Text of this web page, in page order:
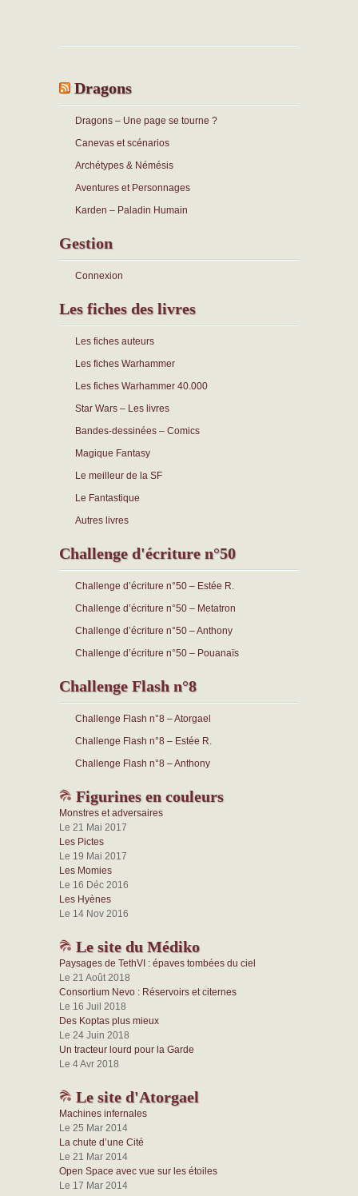
Dragons
Dragons – Une page se tourne ?
Canevas et scénarios
Archétypes & Némésis
Aventures et Personnages
Karden – Paladin Humain
Gestion
Connexion
Les fiches des livres
Les fiches auteurs
Les fiches Warhammer
Les fiches Warhammer 40.000
Star Wars – Les livres
Bandes-dessinées – Comics
Magique Fantasy
Le meilleur de la SF
Le Fantastique
Autres livres
Challenge d'écriture n°50
Challenge d’écriture n°50 – Estée R.
Challenge d’écriture n°50 – Metatron
Challenge d’écriture n°50 – Anthony
Challenge d’écriture n°50 – Pouanaïs
Challenge Flash n°8
Challenge Flash n°8 – Atorgael
Challenge Flash n°8 – Estée R.
Challenge Flash n°8 – Anthony
Figurines en couleurs
Monstres et adversaires
Le 21 Mai 2017
Les Pictes
Le 19 Mai 2017
Les Momies
Le 16 Déc 2016
Les Hyènes
Le 14 Nov 2016
Le site du Médiko
Paysages de TethVI : épaves tombées du ciel
Le 21 Août 2018
Consortium Nevo : Réservoirs et citernes
Le 16 Juil 2018
Des Koptas plus mieux
Le 24 Juin 2018
Un tracteur lourd pour la Garde
Le 4 Avr 2018
Le site d'Atorgael
Machines infernales
Le 25 Mar 2014
La chute d’une Cité
Le 21 Mar 2014
Open Space avec vue sur les étoiles
Le 17 Mar 2014